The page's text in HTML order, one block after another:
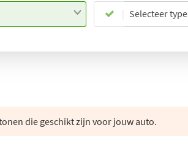
Selecteer type
die geschikt zijn voor jouw auto.